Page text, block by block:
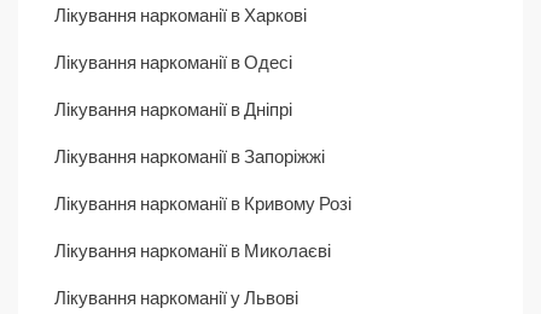
Лікування наркоманії в Харкові
Лікування наркоманії в Одесі
Лікування наркоманії в Дніпрі
Лікування наркоманії в Запоріжжі
Лікування наркоманії в Кривому Розі
Лікування наркоманії в Миколаєві
Лікування наркоманії у Львові